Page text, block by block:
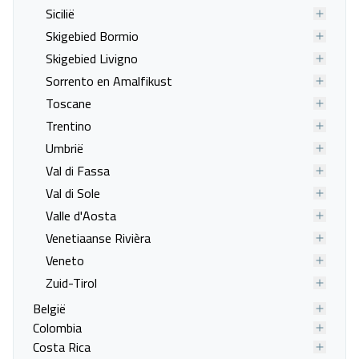
België
Colombia
Costa Rica
Sicilië
Skigebied Bormio
Skigebied Livigno
Sorrento en Amalfikust
Toscane
Trentino
Umbrië
Val di Fassa
Val di Sole
Valle d'Aosta
Venetiaanse Rivièra
Veneto
Zuid-Tirol
Last minute naar Florence
Last minute naar Ghivizzano
Last minute naar Lastra a
Last minute naar Magliano in
Toscana
Last minute naar
Monsummano Terme
Last minute naar Montaione
Last minute naar Montalto di
Castro
Last minute naar Montecarlo
Last minute naar Montecatini
Terme
Last minute naar
Montepulciano
Last minute naar Monteroni
d'Arbia